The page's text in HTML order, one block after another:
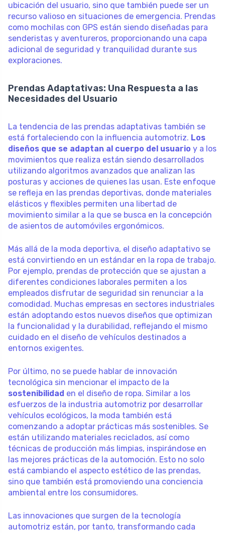
ubicación del usuario, sino que también puede ser un
recurso valioso en situaciones de emergencia. Prendas
como mochilas con GPS están siendo diseñadas para
senderistas y aventureros, proporcionando una capa
adicional de seguridad y tranquilidad durante sus
exploraciones.
Prendas Adaptativas: Una Respuesta a las
Necesidades del Usuario
La tendencia de las prendas adaptativas también se
está fortaleciendo con la influencia automotriz. Los
diseños que se adaptan al cuerpo del usuario y a los
movimientos que realiza están siendo desarrollados
utilizando algoritmos avanzados que analizan las
posturas y acciones de quienes las usan. Este enfoque
se refleja en las prendas deportivas, donde materiales
elásticos y flexibles permiten una libertad de
movimiento similar a la que se busca en la concepción
de asientos de automóviles ergonómicos.
Más allá de la moda deportiva, el diseño adaptativo se
está convirtiendo en un estándar en la ropa de trabajo.
Por ejemplo, prendas de protección que se ajustan a
diferentes condiciones laborales permiten a los
empleados disfrutar de seguridad sin renunciar a la
comodidad. Muchas empresas en sectores industriales
están adoptando estos nuevos diseños que optimizan
la funcionalidad y la durabilidad, reflejando el mismo
cuidado en el diseño de vehículos destinados a
entornos exigentes.
Por último, no se puede hablar de innovación
tecnológica sin mencionar el impacto de la
sostenibilidad en el diseño de ropa. Similar a los
esfuerzos de la industria automotriz por desarrollar
vehículos ecológicos, la moda también está
comenzando a adoptar prácticas más sostenibles. Se
están utilizando materiales reciclados, así como
técnicas de producción más limpias, inspirándose en
las mejores prácticas de la automoción. Esto no solo
está cambiando el aspecto estético de las prendas,
sino que también está promoviendo una conciencia
ambiental entre los consumidores.
Las innovaciones que surgen de la tecnología
automotriz están, por tanto, transformando cada